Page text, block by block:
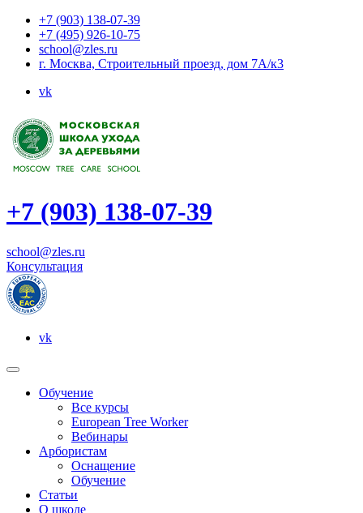
+7 (903) 138-07-39
+7 (495) 926-10-75
school@zles.ru
г. Москва, Строительный проезд, дом 7А/к3
vk
+7 (903) 138-07-39
school@zles.ru
Консультация
vk
Обучение
Все курсы
European Tree Worker
Вебинары
Арбористам
Оснащение
Обучение
Статьи
О школе